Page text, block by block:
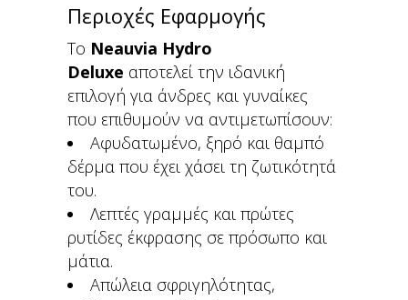
Περιοχές Εφαρμογής
Το Neauvia Hydro
Deluxe αποτελεί την ιδανική
επιλογή για άνδρες και γυναίκες
που επιθυμούν να αντιμετωπίσουν:
Αφυδατωμένο, ξηρό και θαμπό
δέρμα που έχει χάσει τη ζωτικότητά
του.
Λεπτές γραμμές και πρώτες
ρυτίδες έκφρασης σε πρόσωπο και
μάτια.
Απώλεια σφριγηλότητας,